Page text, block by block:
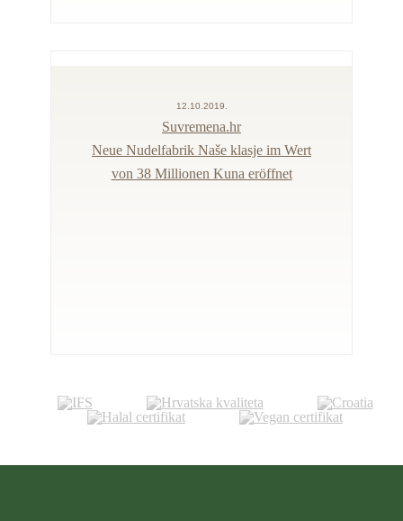
12.10.2019.
Suvremena.hr
Neue Nudelfabrik Naše klasje im Wert
von 38 Millionen Kuna eröffnet